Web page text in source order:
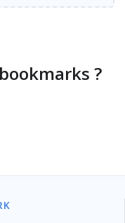
?